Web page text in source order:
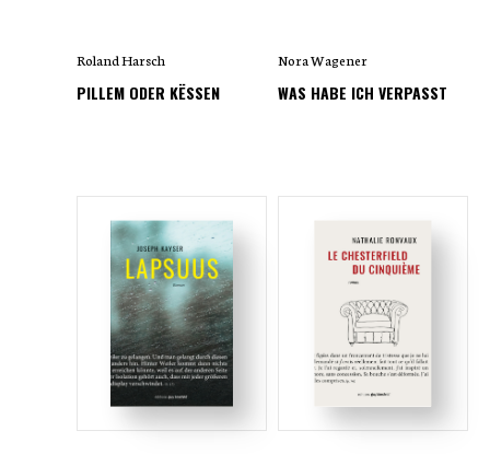
Roland Harsch
PILLEM ODER KËSSEN
Nora Wagener
WAS HABE ICH VERPASST